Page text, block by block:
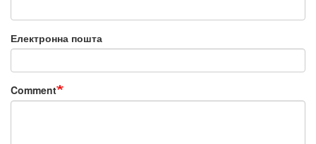
Електронна пошта
Comment